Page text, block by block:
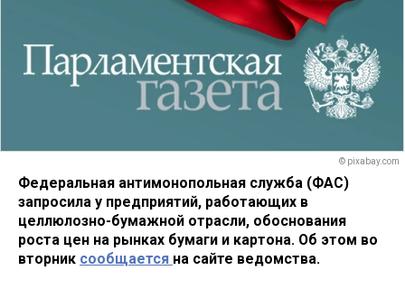
© pixabay.com
Федеральная антимонопольная служба (ФАС)
запросила у предприятий, работающих в
целлюлозно-бумажной отрасли, обоснования
роста цен на рынках бумаги и картона. Об этом во
вторник сообщается на сайте ведомства.